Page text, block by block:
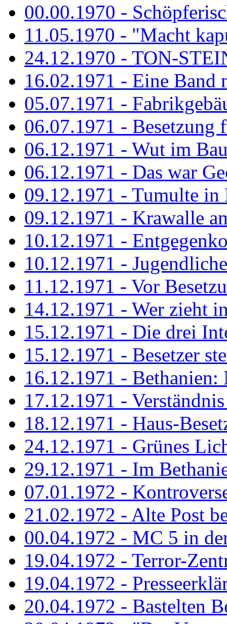
00.00.1970 -
11.05.1970 - "Macht
24.12.1970 - TON-
16.02.1971 - Eine Band
05.07.1971 -
06.07.1971 - Besetzung
06.12.1971 - Wut im
06.12.1971 - Das war
09.12.1971 - Tumulte in
09.12.1971 - Krawalle
10.12.1971 -
10.12.1971 -
11.12.1971 - Vor
14.12.1971 - Wer zieht
15.12.1971 - Die drei
15.12.1971 - Besetzer
16.12.1971 - Bethanien:
17.12.1971 -
18.12.1971 - Haus-
24.12.1971 - Grünes
29.12.1971 - Im
07.01.1972 -
21.02.1972 - Alte Post
00.04.1972 - MC 5 in
19.04.1972 - Terror-
19.04.1972 -
20.04.1972 - Bastelten